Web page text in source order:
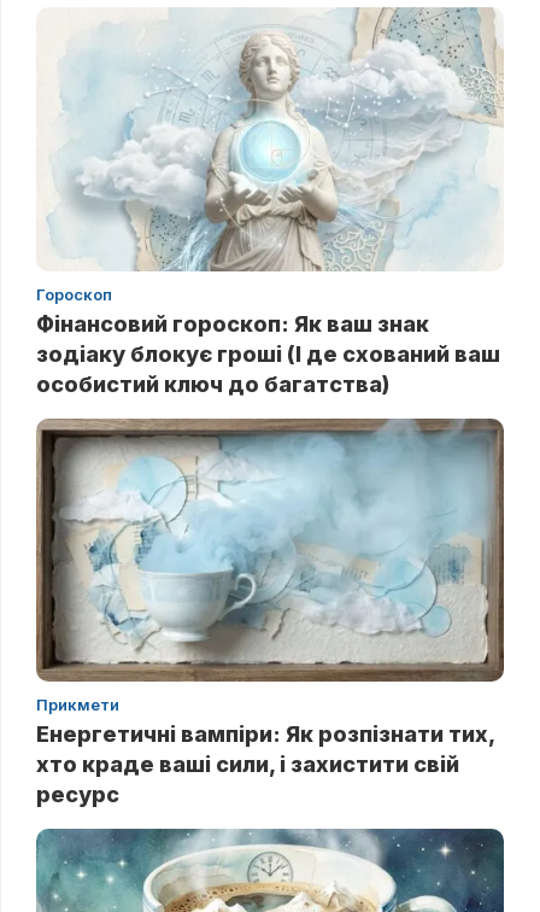
Гороскоп
Фінансовий гороскоп: Як ваш знак
зодіаку блокує гроші (І де схований ваш
особистий ключ до багатства)
Прикмети
Енергетичні вампіри: Як розпізнати тих,
хто краде ваші сили, і захистити свій
ресурс